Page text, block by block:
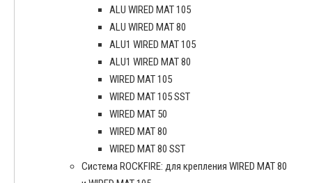
ALU WIRED MAT 105
ALU WIRED MAT 80
ALU1 WIRED MAT 105
ALU1 WIRED MAT 80
WIRED MAT 105
WIRED MAT 105 SST
WIRED MAT 50
WIRED MAT 80
WIRED MAT 80 SST
Система ROCKFIRE: для крепления WIRED MAT 80